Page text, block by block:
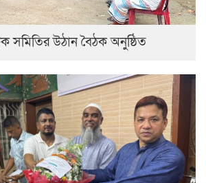
সমিতির উঠান বৈঠক অনুষ্ঠিত